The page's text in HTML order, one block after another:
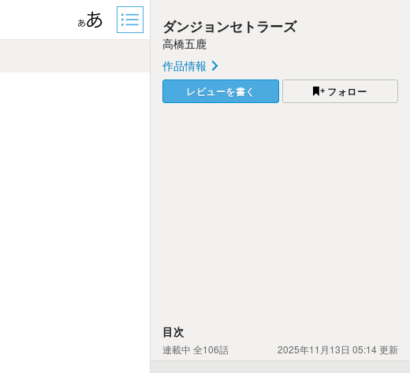
ダンジョンセトラーズ
高橋五鹿
作品情報
レビューを書く フォロー
目次
連載中 全106話 2025年11月13日 05:14 更新